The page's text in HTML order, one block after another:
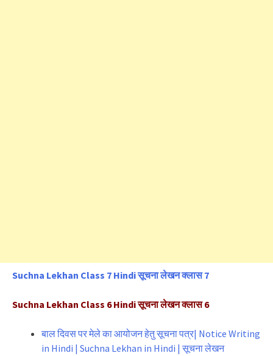
Suchna Lekhan Class 7 Hindi सूचना लेखन क्लास 7
Suchna Lekhan Class 6 Hindi सूचना लेखन क्लास 6
बाल दिवस पर मेले का आयोजन हेतु सूचना पत्र| Notice Writing
in Hindi | Suchna Lekhan in Hindi | सूचना लेखन